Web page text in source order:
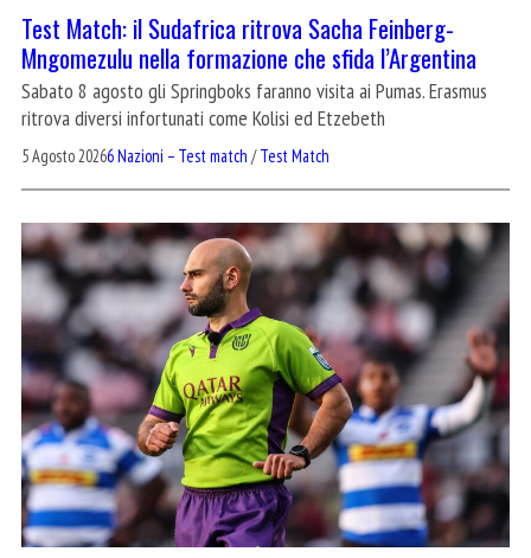
Test Match: il Sudafrica ritrova Sacha Feinberg-
Mngomezulu nella formazione che sfida l’Argentina
Sabato 8 agosto gli Springboks faranno visita ai Pumas. Erasmus
ritrova diversi infortunati come Kolisi ed Etzebeth
5 Agosto 20266 Nazioni – Test match /Test Match